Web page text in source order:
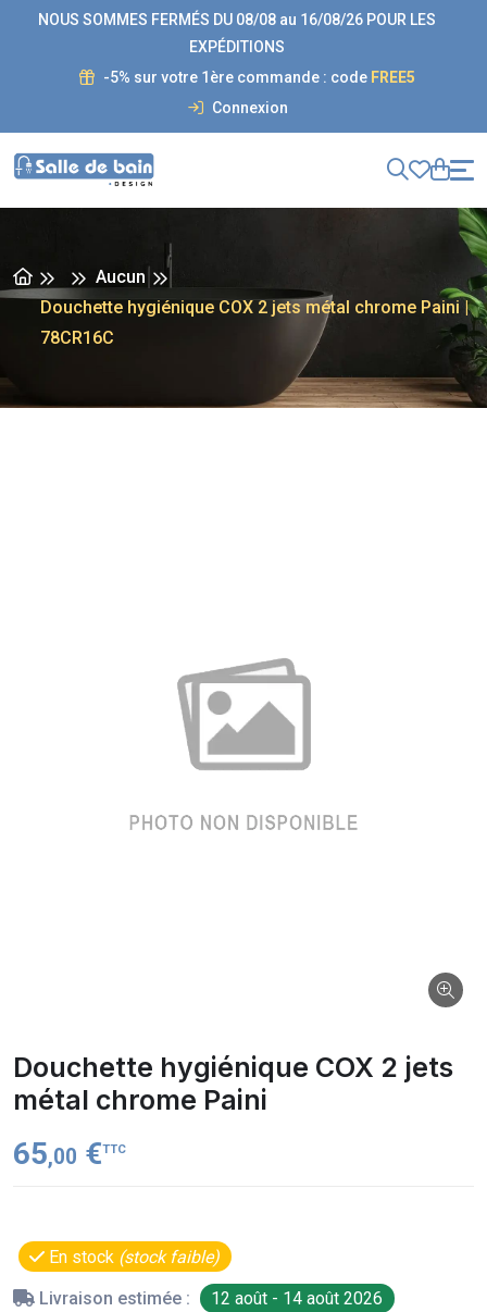
NOUS SOMMES FERMÉS DU 08/08 au 16/08/26 POUR LES
EXPÉDITIONS
-5% sur votre 1ère commande : code FREE5
Connexion
Aucun
Douchette hygiénique COX 2 jets métal chrome Paini |
78CR16C
Douchette hygiénique COX 2 jets
métal chrome Paini
65,00 €TTC
En stock (stock faible)
Livraison estimée :
12 août - 14 août 2026